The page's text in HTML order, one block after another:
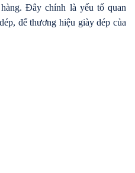
Đây chính là yếu tố quan
để thương hiệu giày dép của